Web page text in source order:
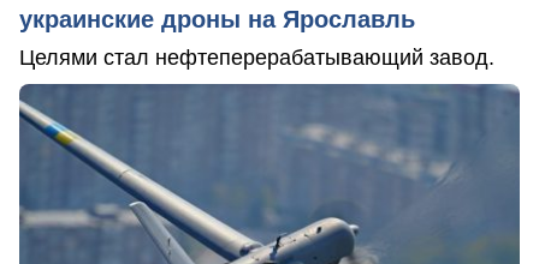
украинские дроны на Ярославль
Целями стал нефтеперерабатывающий завод.